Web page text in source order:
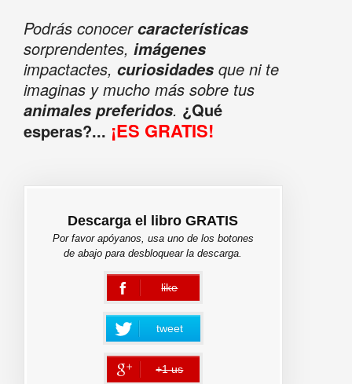
Podrás conocercaracterísticas
sorprendentes, imágenes
impactactes, curiosidadesque ni te
imaginas y mucho más sobre tus
animales preferidos. ¿Qué
esperas?... ¡ES GRATIS!
Descarga el libro GRATIS
Por favor apóyanos, usa uno de los botones
de abajo para desbloquear la descarga.
like
error
tweet
+1 us
error